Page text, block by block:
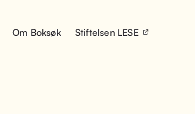
Om Boksøk Stiftelsen LESE